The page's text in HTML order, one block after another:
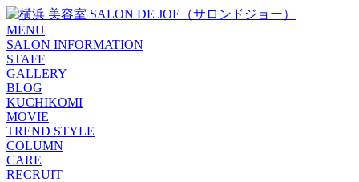
MENU
SALON INFORMATION
STAFF
GALLERY
BLOG
KUCHIKOMI
MOVIE
TREND STYLE
COLUMN
CARE
RECRUIT